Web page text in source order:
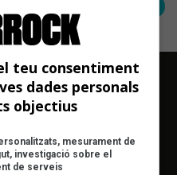
teu consentiment
dades personals
objectius
mesurament de
investigació sobre el
de serveis